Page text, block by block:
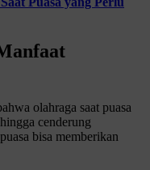
olahraga saat puasa
cenderung
bisa memberikan